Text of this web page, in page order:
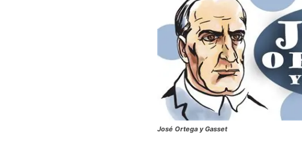
José Ortega y Gasset